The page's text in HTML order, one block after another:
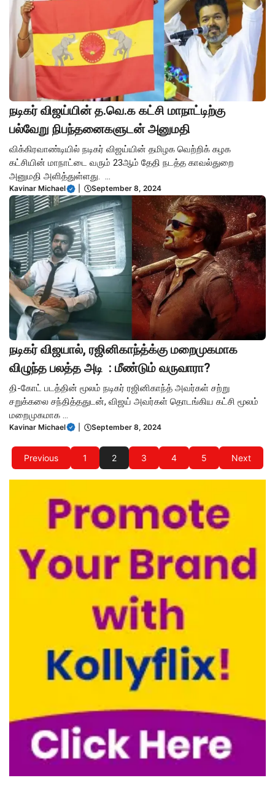
நடிகர் விஜய்யின் த.வெ.க கட்சி மாநாட்டிற்கு
பல்வேறு நிபந்தனைகளுடன் அனுமதி
விக்கிரவாண்டியில் நடிகர் விஜய்யின் தமிழக வெற்றிக் கழக
கட்சியின் மாநாட்டை வரும் 23ஆம் தேதி நடத்த காவல்துறை
அனுமதி அளித்துள்ளது. ...
Kavinar Michael September 8, 2024
நடிகர் விஜயால், ரஜினிகாந்த்க்கு மறைமுகமாக
விழுந்த பலத்த அடி : மீண்டும் வருவாரா?
தி-கோட் படத்தின் மூலம் நடிகர் ரஜினிகாந்த் அவர்கள் சற்று
சறுக்கலை சந்தித்ததுடன், விஜய் அவர்கள் தொடங்கிய கட்சி மூலம்
மறைமுகமாக ...
Kavinar Michael September 8, 2024
Previous 1 2 3 4 5 Next